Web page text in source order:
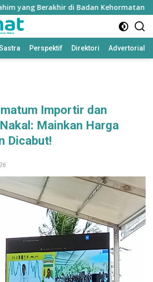
Berakhir di Badan Kehormatan DPRD
Perspektif Direktori Advertorial
Importir dan
Mainkan Harga
Dicabut!